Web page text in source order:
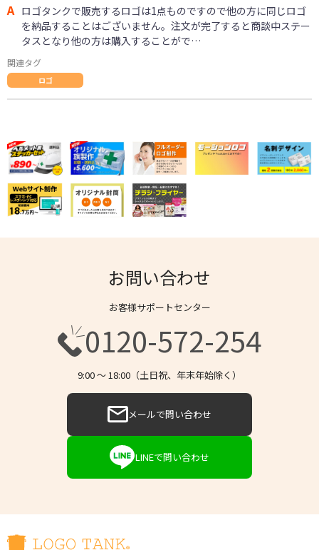
A ロゴタンクで販売するロゴは1点ものですので他の方に同じロゴ
を納品することはございません。注文が完了すると商談中ステー
タスとなり他の方は購入することがで…
関連タグ
ロゴ
お問い合わせ
お客様サポートセンター
0120-572-254
9:00 〜 18:00（土日祝、年末年始除く）
メールで問い合わせ
LINEで問い合わせ